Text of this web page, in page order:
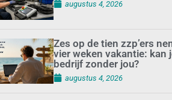
augustus 4, 2026
Zes op de tien zzp’ers
vier weken vakantie: kan
bedrijf zonder jou?
augustus 4, 2026